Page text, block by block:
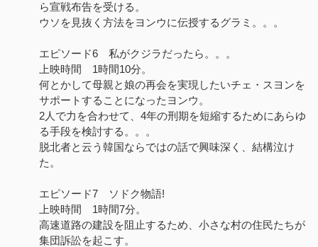
ら宣戦布告を受ける。
ウソを見抜く方法をヨンウに伝授するグラミ。。。
エピソード6 私がクジラだったら。。。
上映時間 1時間10分。
何とかして母親と娘の再会を実現したいチェ・スヨンを
サポートすることになったヨンウ。
2人で力を合わせて、4年の刑期を短縮するためにあらゆ
る手段を検討する。。。
脱北者と云う韓国ならではの話で興味深く、結構泣け
た。
エピソード7 ソドク物語!
上映時間 1時間7分。
高速道路の建設を阻止するため、小さな村の住民たちが
集団訴訟を起こす。